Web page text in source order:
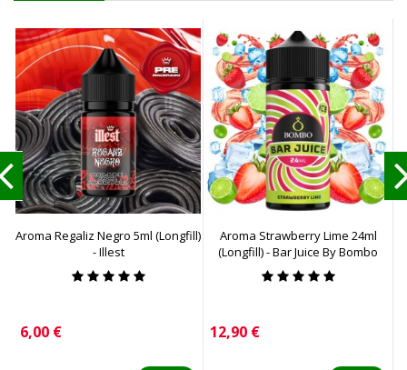
Aroma Regaliz Negro 5ml (Longfill)
- Illest
Precio
6,00 €
Aroma Strawberry Lime 24ml
(Longfill) - Bar Juice By Bombo
Precio
12,90 €